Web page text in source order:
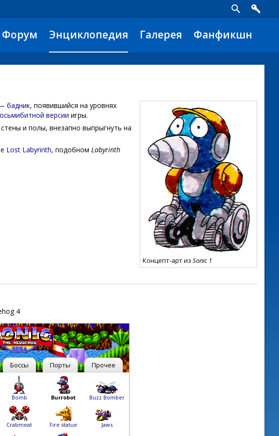
Форум Энциклопедия Галерея Фанфикшн
Концепт-арт из Sonic 1
бадник, появившийся на уровнях
версии игры.
и полы, внезапно выпрыгнуть на
Lost Labyrinth, подобном Labyrinth
4
Боссы Порты Прочее
Bomb Burrobot Buzz Bomber
Crabmeat Fire statue Jaws